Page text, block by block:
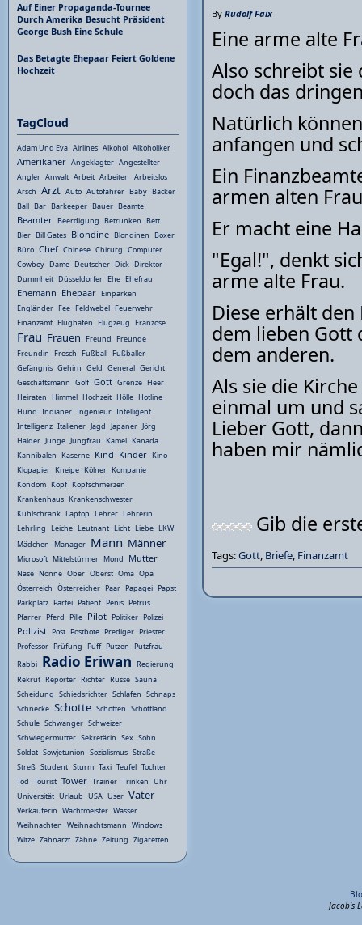
By Rudolf Faix
Eine arme alte
Also schreibt
doch das
Natürlich
anfangen und
Ein
armen alten
Er macht eine
"Egal!", denkt
arme alte Frau.
Diese erhält
dem lieben Gott
dem anderen.
Als sie die
einmal um und
Lieber Gott,
haben mir
Gib die
Tags:Gott, Briefe, Finanzamt
Auf Einer Propaganda-Tournee
Durch Amerika Besucht Präsident
George Bush Eine Schule
Das Betagte Ehepaar Feiert Goldene
Hochzeit
TagCloud
Adam Und Eva Airlines Alkohol Alkoholiker
Amerikaner Angeklagter Angestellter
Angler Anwalt Arbeit Arbeiten Arbeitslos
Arsch Arzt Auto Autofahrer Baby Bäcker
Ball Bar Barkeeper Bauer Beamte
Beamter Beerdigung Betrunken Bett
Bier Bill Gates Blondine Blondinen Boxer
Büro Chef Chinese Chirurg Computer
Cowboy Dame Deutscher Dick Direktor
Dummheit Düsseldorfer Ehe Ehefrau
Ehemann Ehepaar Einparken
Engländer Fee Feldwebel Feuerwehr
Finanzamt Flughafen Flugzeug Franzose
Frau Frauen Freund Freunde
Freundin Frosch Fußball Fußballer
Gefängnis Gehirn Geld General Gericht
Geschäftsmann Golf Gott Grenze Heer
Heiraten Himmel Hochzeit Hölle Hotline
Hund Indianer Ingenieur Intelligent
Intelligenz Italiener Jagd Japaner Jörg
Haider Junge Jungfrau Kamel Kanada
Kannibalen Kaserne Kind Kinder Kino
Klopapier Kneipe Kölner Kompanie
Kondom Kopf Kopfschmerzen
Krankenhaus Krankenschwester
Kühlschrank Laptop Lehrer Lehrerin
Lehrling Leiche Leutnant Licht Liebe LKW
Mädchen Manager Mann Männer
Microsoft Mittelstürmer Mond Mutter
Nase Nonne Ober Oberst Oma Opa
Österreich Österreicher Paar Papagei Papst
Parkplatz Partei Patient Penis Petrus
Pfarrer Pferd Pille Pilot Politiker Polizei
Polizist Post Postbote Prediger Priester
Professor Prüfung Puff Putzen Putzfrau
Rabbi Radio Eriwan Regierung
Rekrut Reporter Richter Russe Sauna
Scheidung Schiedsrichter Schlafen Schnaps
Schnecke Schotte Schotten Schottland
Schule Schwanger Schweizer
Schwiegermutter Sekretärin Sex Sohn
Soldat Sowjetunion Sozialismus Straße
Streß Student Sturm Taxi Teufel Tochter
Tod Tourist Tower Trainer Trinken Uhr
Universität Urlaub USA User Vater
Verkäuferin Wachtmeister Wasser
Weihnachten Weihnachtsmann Windows
Witze Zahnarzt Zähne Zeitung Zigaretten
Jacob's